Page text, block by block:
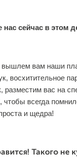
сейчас в этом
вышлем вам наши
восхитительное
вас на
чтобы всегда
и щедра!
Такого не